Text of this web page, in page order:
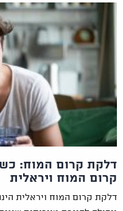
דלקת קרום המוח:
קרום המוח ויראלית
דלקת קרום המוח ויראלית